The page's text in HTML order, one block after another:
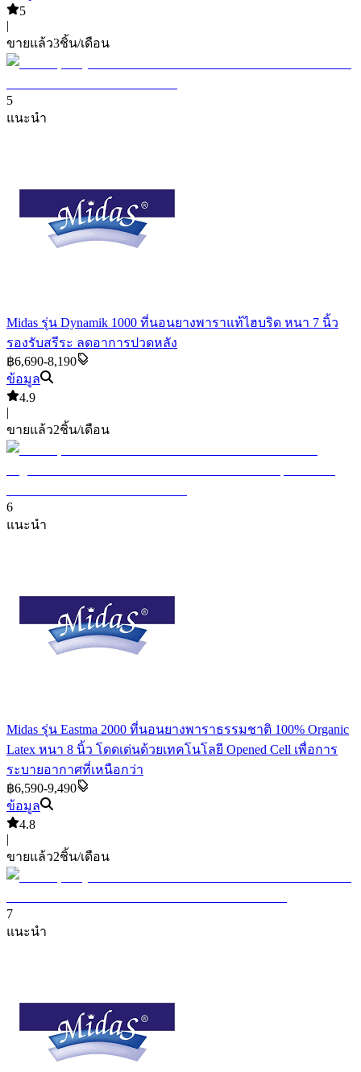
5
|
ขายแล้ว3ชิ้น/เดือน
5
แนะนำ
Midas รุ่น Dynamik 1000 ที่นอนยางพาราแท้ไฮบริด หนา 7 นิ้ว
รองรับสรีระ ลดอาการปวดหลัง
฿6,690-8,190
ข้อมูล
4.9
|
ขายแล้ว2ชิ้น/เดือน
6
แนะนำ
Midas รุ่น Eastma 2000 ที่นอนยางพาราธรรมชาติ 100% Organic
Latex หนา 8 นิ้ว โดดเด่นด้วยเทคโนโลยี Opened Cell เพื่อการ
ระบายอากาศที่เหนือกว่า
฿6,590-9,490
ข้อมูล
4.8
|
ขายแล้ว2ชิ้น/เดือน
7
แนะนำ